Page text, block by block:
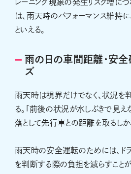
レーニング現象の発生リスク増に
は、雨天時のパフォーマンス維持
といえる。
雨の日の車間距離・安
ズ
雨天時は視界だけでなく、状況を
る。「前後の状況が水しぶきで見え
落として先行車との距離を取るしか
雨天時の安全運転のためには、ド
を判断する際の負担を減らすこと